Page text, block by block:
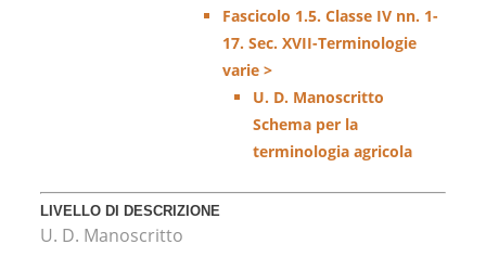
Fascicolo 1.5. Classe IV nn. 1-
17. Sec. XVII-Terminologie
varie >
U. D. Manoscritto
Schema per la
terminologia agricola
LIVELLO DI DESCRIZIONE
U. D. Manoscritto